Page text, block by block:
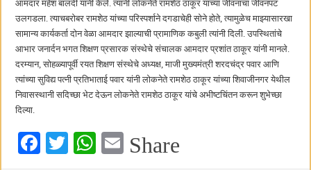
आमदार महेश बालदी यांनी केले. त्यांनी लोकनेते रामशेठ ठाकूर यांच्या जीवनाचा जीवनपट
उलगडला. त्याचबरोबर रामशेठ यांच्या परिस्पर्शाने दगडाचेही सोने होते, त्यामुळेच माझ्यासारखा
सामान्य कार्यकर्ता दोन वेळा आमदार झाल्याची प्रामाणिक कबुली त्यांनी दिली. उपस्थितांचे
आभार जनार्दन भगत शिक्षण प्रसारक संस्थेचे संचालक आमदार प्रशांत ठाकूर यांनी मानले.
दरम्यान, सोहळ्यापूर्वी रयत शिक्षण संस्थेचे अध्यक्ष, माजी मुख्यमंत्री शरदचंद्र पवार आणि
त्यांच्या सुविद्य पत्नी प्रतिभाताई पवार यांनी लोकनेते रामशेठ ठाकूर यांच्या शिवाजीनगर येथील
निवासस्थानी सदिच्छा भेट देऊन लोकनेते रामशेठ ठाकूर यांचे अभीष्टचिंतन करून शुभेच्छा
दिल्या.
Fa T
W E
Share